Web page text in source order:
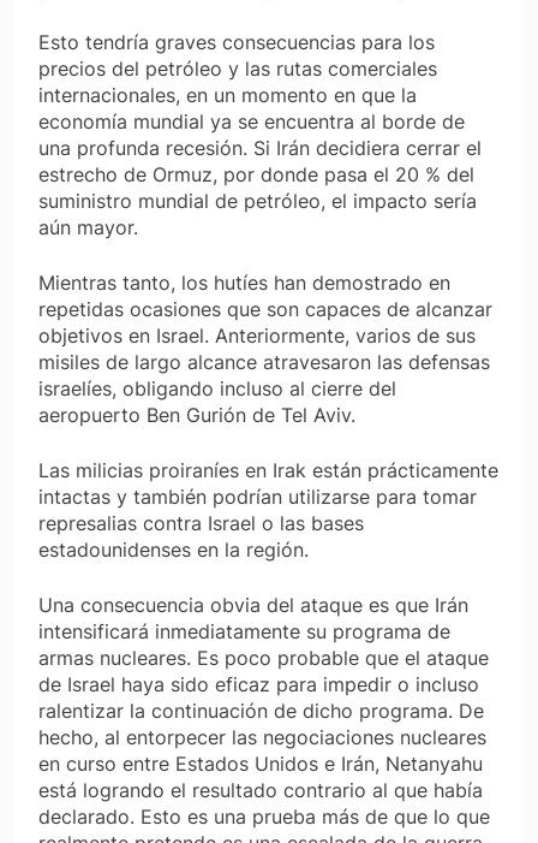
Esto tendría graves consecuencias para los
precios del petróleo y las rutas comerciales
internacionales, en un momento en que la
economía mundial ya se encuentra al borde de
una profunda recesión. Si Irán decidiera cerrar el
estrecho de Ormuz, por donde pasa el 20 % del
suministro mundial de petróleo, el impacto sería
aún mayor.
Mientras tanto, los hutíes han demostrado en
repetidas ocasiones que son capaces de alcanzar
objetivos en Israel. Anteriormente, varios de sus
misiles de largo alcance atravesaron las defensas
israelíes, obligando incluso al cierre del
aeropuerto Ben Gurión de Tel Aviv.
Las milicias proiraníes en Irak están prácticamente
intactas y también podrían utilizarse para tomar
represalias contra Israel o las bases
estadounidenses en la región.
Una consecuencia obvia del ataque es que Irán
intensificará inmediatamente su programa de
armas nucleares. Es poco probable que el ataque
de Israel haya sido eficaz para impedir o incluso
ralentizar la continuación de dicho programa. De
hecho, al entorpecer las negociaciones nucleares
en curso entre Estados Unidos e Irán, Netanyahu
está logrando el resultado contrario al que había
declarado. Esto es una prueba más de que lo que